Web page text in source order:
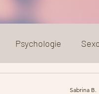
Psychologie
Sabrina B.